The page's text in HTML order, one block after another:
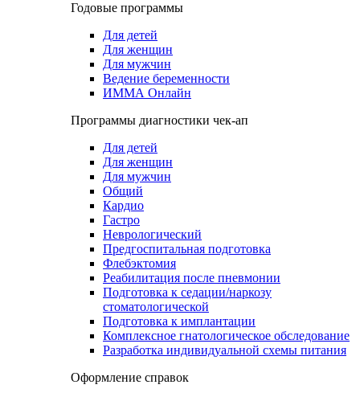
Годовые программы
Для детей
Для женщин
Для мужчин
Ведение беременности
ИММА Онлайн
Программы диагностики чек-ап
Для детей
Для женщин
Для мужчин
Общий
Кардио
Гастро
Неврологический
Предгоспитальная подготовка
Флебэктомия
Реабилитация после пневмонии
Подготовка к седации/наркозу
стоматологической
Подготовка к имплантации
Комплексное гнатологическое обследование
Разработка индивидуальной схемы питания
Оформление справок